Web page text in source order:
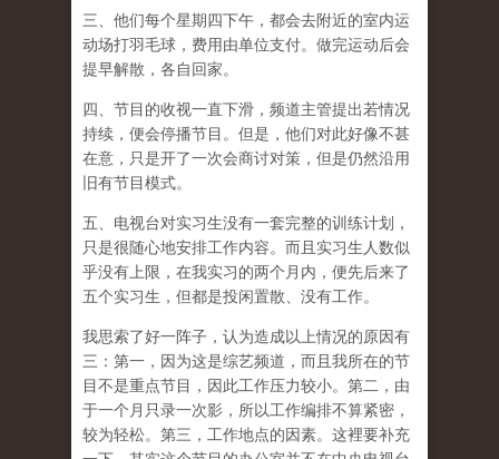
三、他们每个星期四下午，都会去附近的室内运
动场打羽毛球，费用由单位支付。做完运动后会
提早解散，各自回家。
四、节目的收视一直下滑，频道主管提出若情况
持续，便会停播节目。但是，他们对此好像不甚
在意，只是开了一次会商讨对策，但是仍然沿用
旧有节目模式。
五、电视台对实习生没有一套完整的训练计划，
只是很随心地安排工作内容。而且实习生人数似
乎没有上限，在我实习的两个月内，便先后来了
五个实习生，但都是投闲置散、没有工作。
我思索了好一阵子，认为造成以上情况的原因有
三：第一，因为这是综艺频道，而且我所在的节
目不是重点节目，因此工作压力较小。第二，由
于一个月只录一次影，所以工作编排不算紧密，
较为轻松。第三，工作地点的因素。这裡要补充